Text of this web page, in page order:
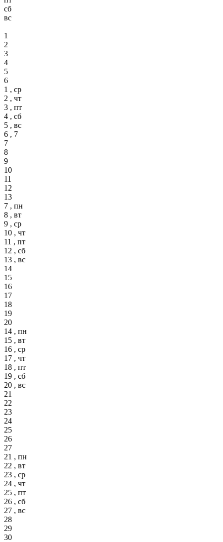
сб
вс
1
2
3
4
5
6
1 , ср
2 , чт
3 , пт
4 , сб
5 , вс
6 , 7
7
8
9
10
11
12
13
7 , пн
8 , вт
9 , ср
10 , чт
11 , пт
12 , сб
13 , вс
14
15
16
17
18
19
20
14 , пн
15 , вт
16 , ср
17 , чт
18 , пт
19 , сб
20 , вс
21
22
23
24
25
26
27
21 , пн
22 , вт
23 , ср
24 , чт
25 , пт
26 , сб
27 , вс
28
29
30